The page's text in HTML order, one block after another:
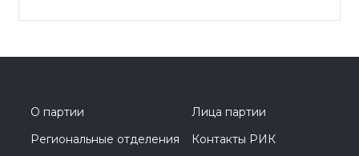
О партии
Лица партии
Региональные отделения
Контакты РИК